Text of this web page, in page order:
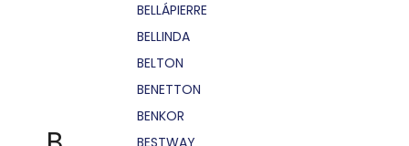
BELLÁPIERRE
BELLINDA
BELTON
BENETTON
BENKOR